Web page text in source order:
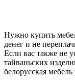
Нужно купить
денег и не
Если вас также не
тайваньских
белорусская